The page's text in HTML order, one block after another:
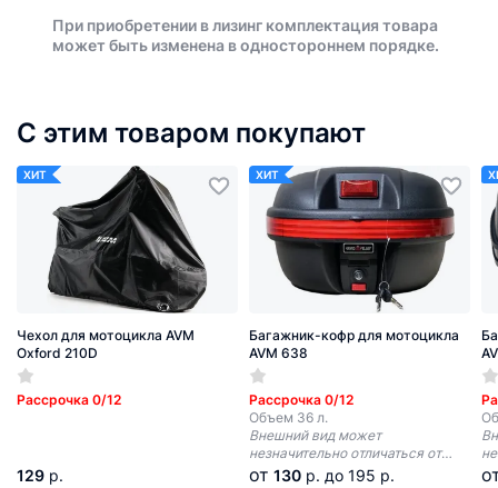
При приобретении в лизинг комплектация товара
может быть изменена в одностороннем порядке.
С этим товаром покупают
ХИТ
Чехол для мотоцикла AVM
Oxford 210D
Рассрочка 0/12
129 р.
ХИТ
Багажник-кофр для мотоцикла
AVM 638
Рассрочка 0/12
Объем 36 л.
Внешний вид может
незначительно отличаться от
изображения*
от 130 р. до 195 р.